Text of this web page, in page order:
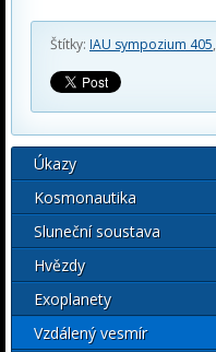
Štítky: IAU sympozium 405,
Úkazy
Kosmonautika
Sluneční soustava
Hvězdy
Exoplanety
Vzdálený vesmír